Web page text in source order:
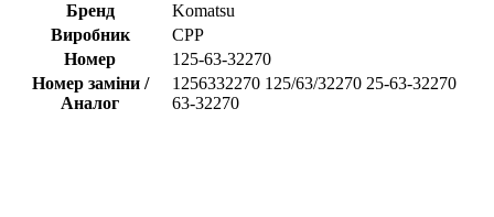
Бренд
Komatsu
Виробник
CPP
Номер
125-63-32270
Номер заміни /
Аналог
1256332270 125/63/32270 25-63-32270
63-32270